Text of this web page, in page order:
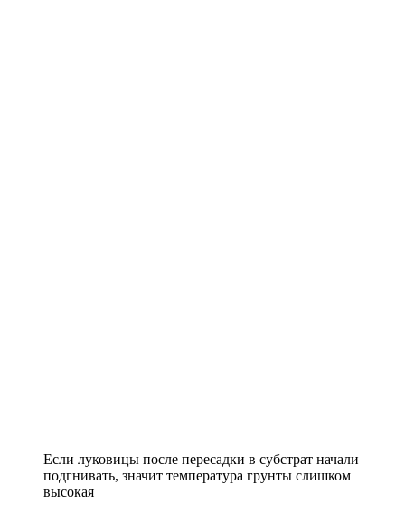
Если луковицы после пересадки в субстрат начали
подгнивать, значит температура грунты слишком
высокая